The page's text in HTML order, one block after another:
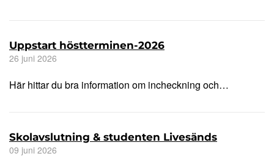
Uppstart höstterminen-2026
26 juni 2026
Här hittar du bra information om incheckning och…
Skolavslutning & studenten Livesänds
09 juni 2026